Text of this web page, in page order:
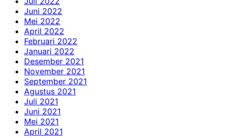
Juni 2022
Mei 2022
April 2022
Februari 2022
Januari 2022
Desember 2021
November 2021
September 2021
Agustus 2021
Juli 2021
Juni 2021
Mei 2021
April 2021